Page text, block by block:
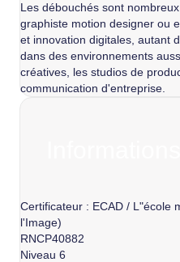
Les débouchés sont
graphiste motion designer ou
et innovation digitales, autant
dans des environnements
créatives, les studios de
communication d'entreprise.
Certificateur : ECAD / L"école
l'Image)
RNCP40882
Niveau 6